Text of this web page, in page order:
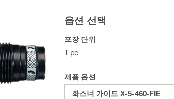
옵션 선택
포장 단위
1 pc
제품 옵션
화스너 가이드 X-5-460-FIE